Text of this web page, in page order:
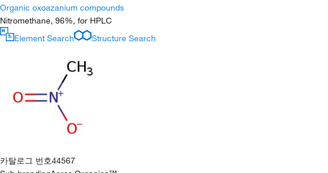
Organic oxoazanium compounds
Nitromethane, 96%, for HPLC
Element Search
Structure Search
카탈로그 번호44567